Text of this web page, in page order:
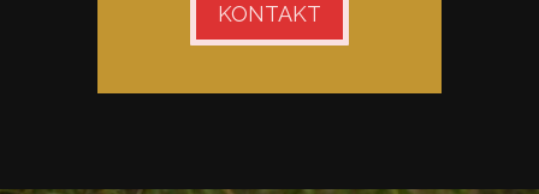
KONTAKT